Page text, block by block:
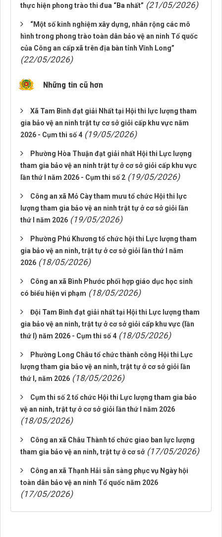
thực hiện phong trào thi đua “Ba nhất” (21/05/2026)
“Một số kinh nghiệm xây dựng, nhân rộng các mô
hình trong phong trào toàn dân bảo vệ an ninh Tổ quốc
của Công an cấp xã trên địa bàn tỉnh Vĩnh Long”
(22/05/2026)
Những tin cũ hơn
Xã Tam Bình đạt giải Nhất tại Hội thi lực lượng tham
gia bảo vệ an ninh trật tự cơ sở giỏi cấp khu vực năm
2026 - Cụm thi số 4 (19/05/2026)
Phường Hòa Thuận đạt giải nhất Hội thi Lực lượng
tham gia bảo vệ an ninh trật tự ở cơ sở giỏi cấp khu vực
lần thứ I năm 2026 - Cụm thi số 2 (19/05/2026)
Công an xã Mỏ Cày tham mưu tổ chức Hội thi lực
lượng tham gia bảo vệ an ninh trật tự ở cơ sở giỏi lần
thứ I năm 2026 (19/05/2026)
Phường Phú Khương tổ chức hội thi Lực lượng tham
gia bảo vệ an ninh, trật tự ở cơ sở giỏi lần thứ I năm
2026 (18/05/2026)
Công an xã Bình Phước phối hợp giáo dục học sinh
có biểu hiện vi phạm (18/05/2026)
Đội Tam Bình đạt giải nhất tại Hội thi Lực lượng tham
gia bảo vệ an ninh, trật tự ở cơ sở giỏi cấp khu vực (lần
thứ I) năm 2026 - Cụm thi số 4 (18/05/2026)
Phường Long Châu tổ chức thành công Hội thi Lực
lượng tham gia bảo vệ an ninh, trật tự ở cơ sở giỏi lần
thứ I, năm 2026 (18/05/2026)
Cụm thi số 2 tổ chức Hội thi Lực lượng tham gia bảo
vệ an ninh, trật tự ở cơ sở giỏi lần thứ I năm 2026
(18/05/2026)
Công an xã Châu Thành tổ chức giao ban lực lượng
tham gia bảo vệ an ninh, trật tự ở cơ sở (17/05/2026)
Công an xã Thạnh Hải sẵn sàng phục vụ Ngày hội
toàn dân bảo vệ an ninh Tổ quốc năm 2026
(17/05/2026)